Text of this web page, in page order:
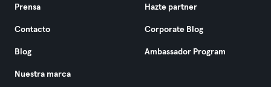
Prensa
Contacto
Blog
Nuestra marca
Hazte partner
Corporate Blog
Ambassador Program